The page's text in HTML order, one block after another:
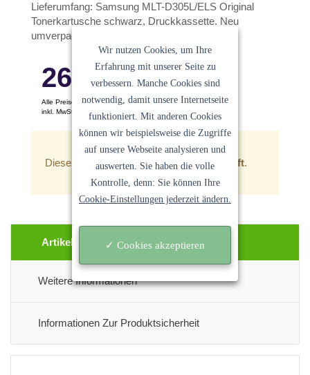
Lieferumfang: Samsung MLT-D305L/ELS Original
Tonerkartusche schwarz, Druckkassette. Neu
umverpackt!
26.78€
Alle Preise pro Stück
inkl. MwSt. Keine Versandkosten
Dieser Artikel ist zur Zeitleider ausverkauft.
Artikel Beschreibung
Weitere Informationen
Informationen Zur Produktsicherheit
Wir nutzen Cookies, um Ihre
Erfahrung mit unserer Seite zu
verbessern. Manche Cookies sind
notwendig, damit unsere Internetseite
funktioniert. Mit anderen Cookies
können wir beispielsweise die Zugriffe
auf unsere Webseite analysieren und
auswerten. Sie haben die volle
Kontrolle, denn: Sie können Ihre
Cookie-Einstellungen jederzeit ändern.
✓ Cookies akzeptieren